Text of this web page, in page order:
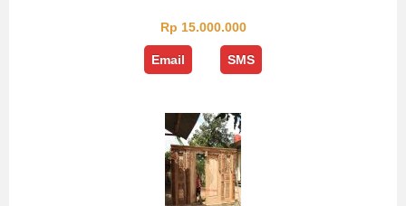
Rp 15.000.000
Email SMS